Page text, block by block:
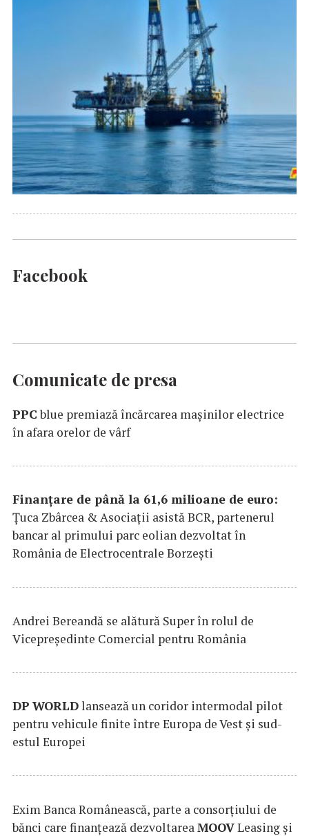
Facebook
Comunicate de presa
PPCblue premiază încărcarea maşinilor electrice
în afara orelor de vârf
Finanțare de până la 61,6 milioane de euro:
Țuca Zbârcea & Asociații asistă BCR, partenerul
bancar al primului parc eolian dezvoltat în
România de Electrocentrale Borzești
Andrei Bereandă se alătură Super în rolul de
Vicepreședinte Comercial pentru România
DP WORLDlansează un coridor intermodal pilot
pentru vehicule finite între Europa de Vest și sud-
estul Europei
Exim Banca Românească, parte a consorțiului de
bănci care finanțează dezvoltarea MOOVLeasing și